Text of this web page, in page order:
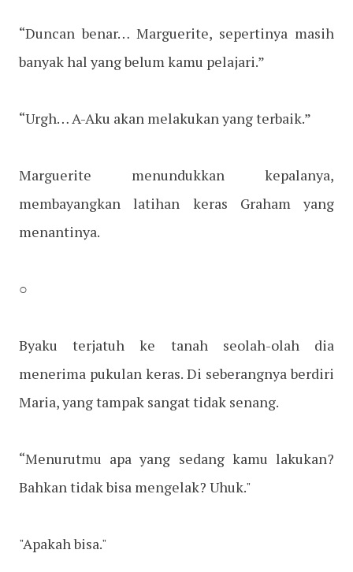
“Duncan benar… Marguerite, sepertinya masih
banyak hal yang belum kamu pelajari.”
“Urgh… A-Aku akan melakukan yang terbaik.”
Marguerite menundukkan kepalanya,
membayangkan latihan keras Graham yang
menantinya.
○
Byaku terjatuh ke tanah seolah-olah dia
menerima pukulan keras. Di seberangnya berdiri
Maria, yang tampak sangat tidak senang.
“Menurutmu apa yang sedang kamu lakukan?
Bahkan tidak bisa mengelak? Uhuk."
"Apakah bisa."